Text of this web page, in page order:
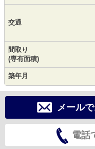
交通
間取り
(専有面積)
築年月
メール
電話